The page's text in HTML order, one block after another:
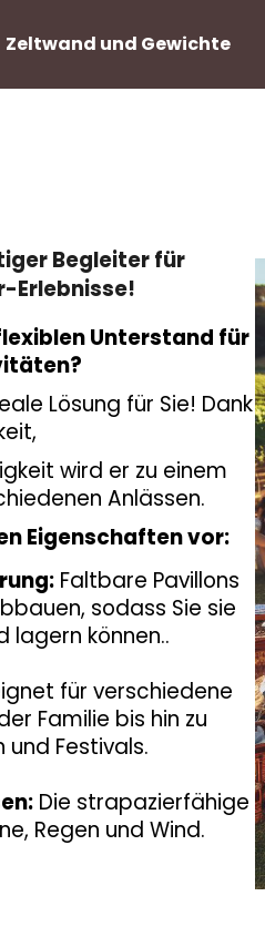
Zeltwand und Gewichte
Begleiter für
Erlebnisse!
Unterstand für
Lösung für Sie! Dank
wird er zu einem
Anlässen.
Eigenschaften vor:
Faltbare Pavillons
sodass Sie sie
lagern können..
für verschiedene
Familie bis hin zu
Festivals.
Die strapazierfähige
Regen und Wind.